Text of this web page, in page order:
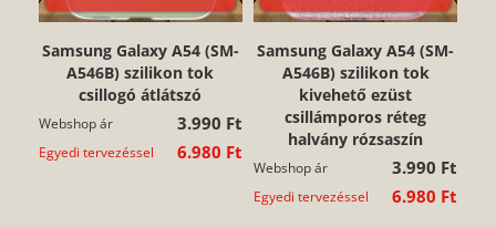
Samsung Galaxy A54 (SM-
A546B) szilikon tok
csillogó átlátszó
Webshop ár 3.990 Ft
Egyedi tervezéssel 6.980 Ft
Samsung Galaxy A54 (SM-
A546B) szilikon tok
kivehető ezüst
csillámporos réteg
halvány rózsaszín
Webshop ár 3.990 Ft
Egyedi tervezéssel 6.980 Ft